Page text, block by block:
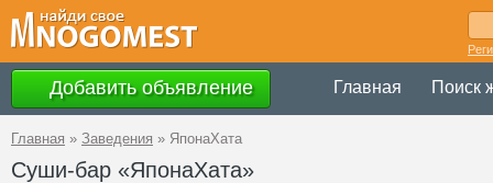
Добавить объявление Главная Поиск
Главная » Заведения » ЯпонаХата
Суши-бар «ЯпонаХата»